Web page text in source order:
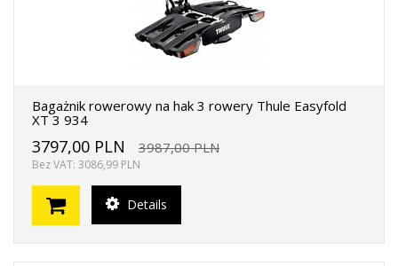
Bagażnik rowerowy na hak 3 rowery Thule Easyfold
XT 3 934
3797,00 PLN 3987,00 PLN
Bez VAT: 3086,99 PLN
Details